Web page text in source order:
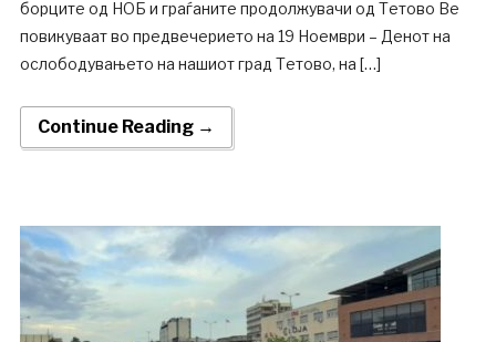
борците од НОБ и граѓаните продолжувачи од Тетово Ве
повикуваат во предвечерието на 19 Ноември – Денот на
ослободувањето на нашиот град Тетово, на […]
Continue Reading →